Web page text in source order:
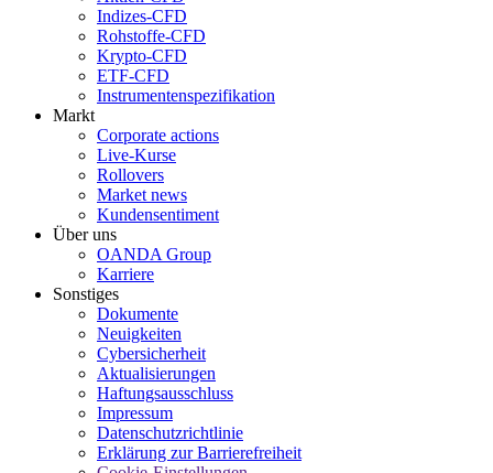
Indizes-CFD
Rohstoffe-CFD
Krypto-CFD
ETF-CFD
Instrumentenspezifikation
Markt
Corporate actions
Live-Kurse
Rollovers
Market news
Kundensentiment
Über uns
OANDA Group
Karriere
Sonstiges
Dokumente
Neuigkeiten
Cybersicherheit
Aktualisierungen
Haftungsausschluss
Impressum
Datenschutzrichtlinie
Erklärung zur Barrierefreiheit